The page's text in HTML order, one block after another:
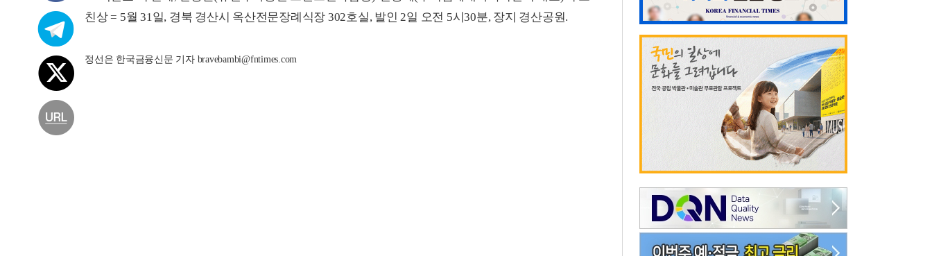
친상 = 5월 31일, 경북 경산시 옥산전문장례식장 302호실, 발인 2일 오전 5시30분, 장지 경산공원.
정선은 한국금융신문 기자 bravebambi@fntimes.com